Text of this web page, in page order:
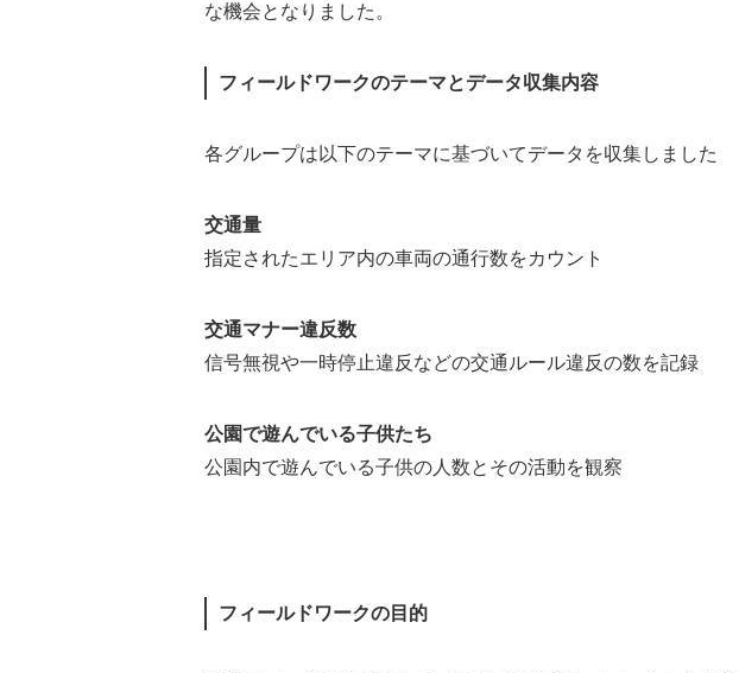
な機会となりました。
フィールドワークのテーマとデータ収集内容
各グループは以下のテーマに基づいてデータを収集しました
交通量
指定されたエリア内の車両の通行数をカウント
交通マナー違反数
信号無視や一時停止違反などの交通ルール違反の数を記録
公園で遊んでいる子供たち
公園内で遊んでいる子供の人数とその活動を観察
フィールドワークの目的